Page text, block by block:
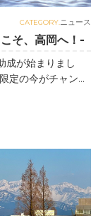
CATEGORY. ニュース
そ、高岡へ！-
成が始まりまし
定の今がチャン...